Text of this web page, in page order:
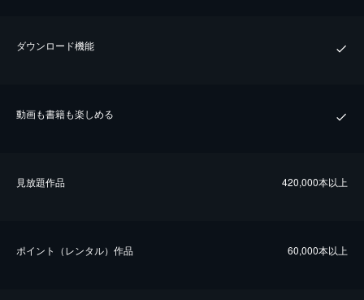
ダウンロード機能
動画も書籍も楽しめる
⾒放題作品 420,000本以上
ポイント（レンタル）作品 60,000本以上